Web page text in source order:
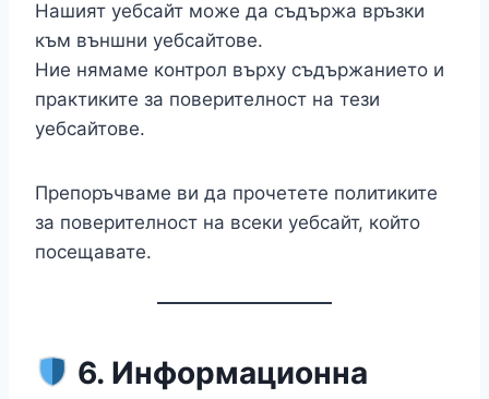
Нашият уебсайт може да съдържа връзки
към външни уебсайтове.
Ние нямаме контрол върху съдържанието и
практиките за поверителност на тези
уебсайтове.
Препоръчваме ви да прочетете политиките
за поверителност на всеки уебсайт, който
посещавате.
6. Информационна